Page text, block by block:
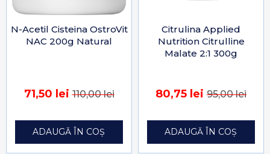
N-Acetil Cisteina OstroVit
NAC 200g Natural
71,50 lei110,00 lei
ADAUGĂ ÎN COȘ
Citrulina Applied
Nutrition Citrulline
Malate 2:1 300g
80,75 lei 95,00 lei
ADAUGĂ ÎN COȘ